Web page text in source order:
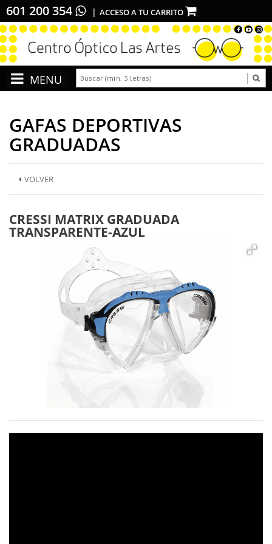
601 200 354 ACCESO A TU CARRITO
GAFAS DEPORTIVAS
GRADUADAS
VOLVER
CRESSI MATRIX GRADUADA
TRANSPARENTE-AZUL